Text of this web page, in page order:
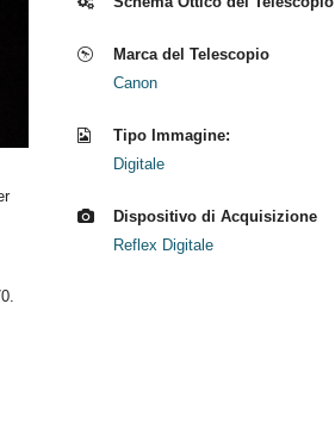
Marca del Telescopio
Canon
Tipo Immagine:
Digitale
Dispositivo di Acquisizione
Reflex Digitale